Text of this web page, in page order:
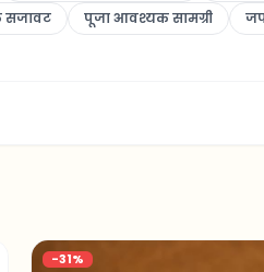
सजावट पूजा आवश्यक सामग्री
-31%